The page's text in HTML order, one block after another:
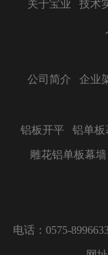
关于宝业 技术
公司简介 企业
铝板开平 铝单板
雕花铝单板幕墙
电话：0575-